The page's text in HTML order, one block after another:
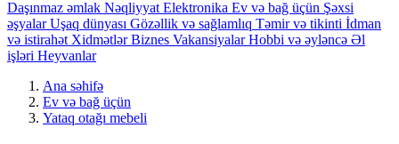
Daşınmaz əmlak Nəqliyyat Elektronika Ev və bağ üçün Şəxsi
əşyalar Uşaq dünyası Gözəllik və sağlamlıq Təmir və tikinti İdman
və istirahət Xidmətlər Biznes Vakansiyalar Hobbi və əyləncə Əl
işləri Heyvanlar
Ana səhifə
Ev və bağ üçün
Yataq otağı mebeli